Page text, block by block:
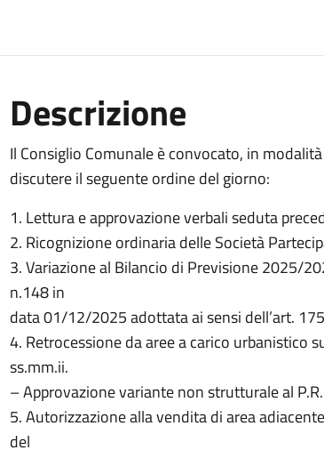
Descrizione
Il Consiglio Comunale è convocato, in
discutere il seguente ordine del giorno:
1. Lettura e approvazione verbali seduta
2. Ricognizione ordinaria delle Società
3. Variazione al Bilancio di Previsione 2025/
n.148 in
data 01/12/2025 adottata ai sensi dell’art.
4. Retrocessione da aree a carico urbanistico
ss.mm.ii.
– Approvazione variante non strutturale al
5. Autorizzazione alla vendita di area
del